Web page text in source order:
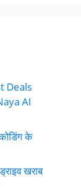
Deals
AI
के
खराब